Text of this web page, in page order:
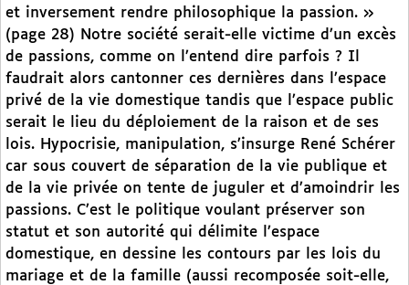
et inversement rendre philosophique la passion. »
(page 28) Notre société serait-elle victime d’un excès
de passions, comme on l’entend dire parfois ? Il
faudrait alors cantonner ces dernières dans l’espace
privé de la vie domestique tandis que l’espace public
serait le lieu du déploiement de la raison et de ses
lois. Hypocrisie, manipulation, s’insurge René Schérer
car sous couvert de séparation de la vie publique et
de la vie privée on tente de juguler et d’amoindrir les
passions. C’est le politique voulant préserver son
statut et son autorité qui délimite l’espace
domestique, en dessine les contours par les lois du
mariage et de la famille (aussi recomposée soit-elle,